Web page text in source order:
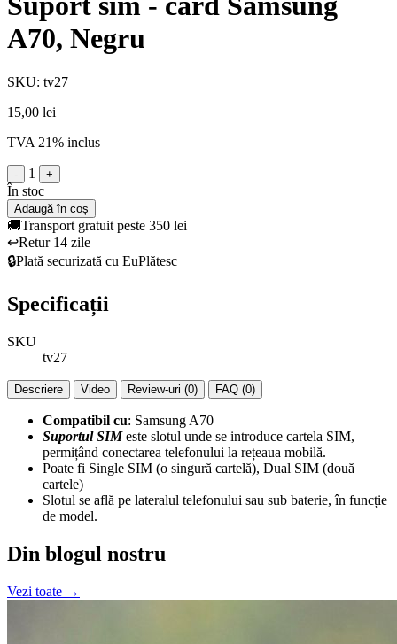
A70, Negru
SKU: tv27
15,00 lei
TVA 21% inclus
- 1 +
În stoc
Adaugă în coș
🚚Transport gratuit peste 350 lei
↩️Retur 14 zile
🔒Plată securizată cu EuPlătesc
Specificații
SKU
tv27
Descriere Video Review-uri (0) FAQ (0)
Compatibil cu: Samsung A70
Suportul SIMeste slotul unde se introduce cartela SIM,
permițând conectarea telefonului la rețeaua mobilă.
Poate fi Single SIM (o singură cartelă), Dual SIM (două
cartele)
Slotul se află pe lateralul telefonului sau sub baterie, în funcție
de model.
Din blogul nostru
Vezi toate →